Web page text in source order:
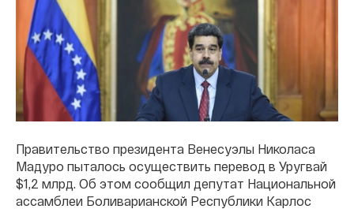
Правительство президента Венесуэлы Николаса
Мадуро пыталось осуществить перевод в Уругвай
$1,2 млрд. Об этом сообщил депутат Национальной
ассамблеи Боливарианской Республики Карлос